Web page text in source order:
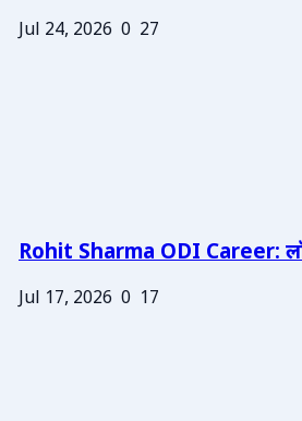
Jul 24, 2026 0 27
Rohit Sharma ODI Career:
Jul 17, 2026 0 17